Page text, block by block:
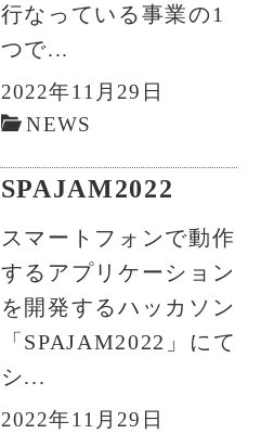
行なっている事業の1
つで...
2022年11月29日
NEWS
SPAJAM2022
スマートフォンで動作
するアプリケーション
を開発するハッカソン
「SPAJAM2022」にて
シ...
2022年11月29日